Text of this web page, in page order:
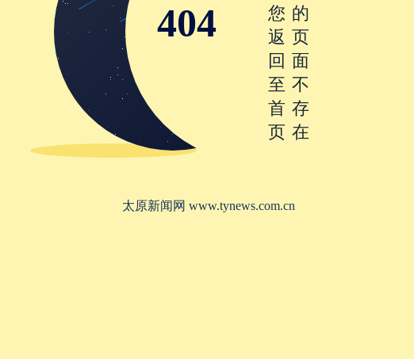
404
您
返
回
至
首
页
的
页
面
不
存
在
太原新闻网 www.tynews.com.cn